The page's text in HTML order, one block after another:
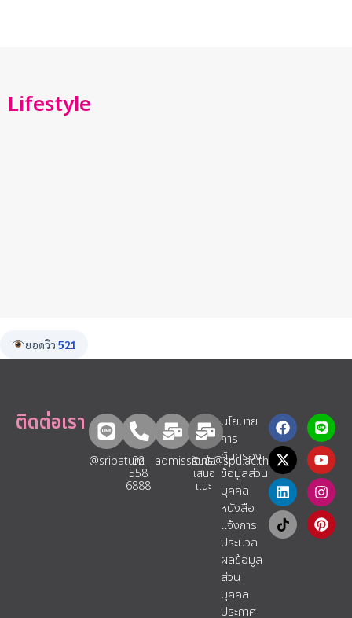
Lifestyle
ยอดวิว:521
ติดต่อเรา
@sripatum
02
558
6888
admissions@spu.ac.th
รับข้อ
เสนอ
แนะ​
นโยบาย
การ
คุ้มครอง
ข้อมูลส่วน
บุคคล
หนังสือ
แจ้งการ
ประมวล
ผลข้อมูล
ส่วน
บุคคล
ประกาศ